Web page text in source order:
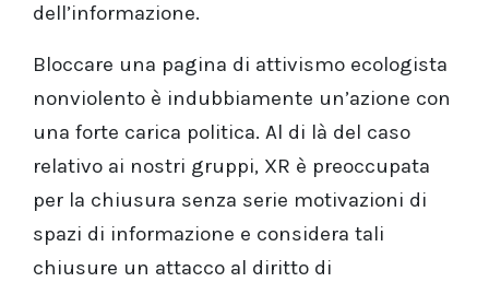
dell’informazione.
Bloccare una pagina di attivismo ecologista
nonviolento è indubbiamente un’azione con
una forte carica politica. Al di là del caso
relativo ai nostri gruppi, XR è preoccupata
per la chiusura senza serie motivazioni di
spazi di informazione e considera tali
chiusure un attacco al diritto di